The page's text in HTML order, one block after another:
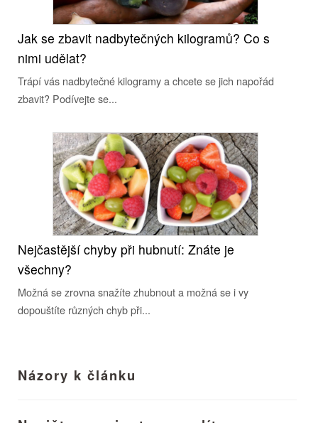
Jak se zbavit nadbytečných kilogramů? Co s
nimi udělat?
Trápí vás nadbytečné kilogramy a chcete se jich napořád
zbavit? Podívejte se...
Nejčastější chyby při hubnutí: Znáte je
všechny?
Možná se zrovna snažíte zhubnout a možná se i vy
dopouštíte různých chyb při...
Názory k článku